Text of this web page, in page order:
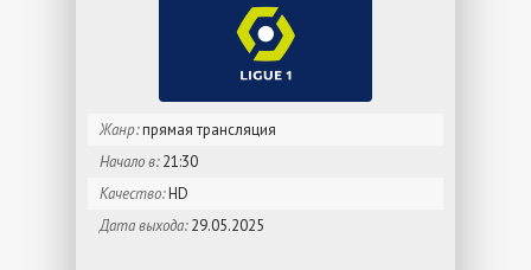
Жанр:прямая трансляция
Начало в:21:30
Качество:HD
Дата выхода:29.05.2025